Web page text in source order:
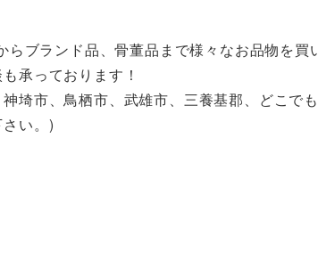
ブランド品、骨董品まで様々なお品物を買
承っております！
埼市、鳥栖市、武雄市、三養基郡、どこ
い。)